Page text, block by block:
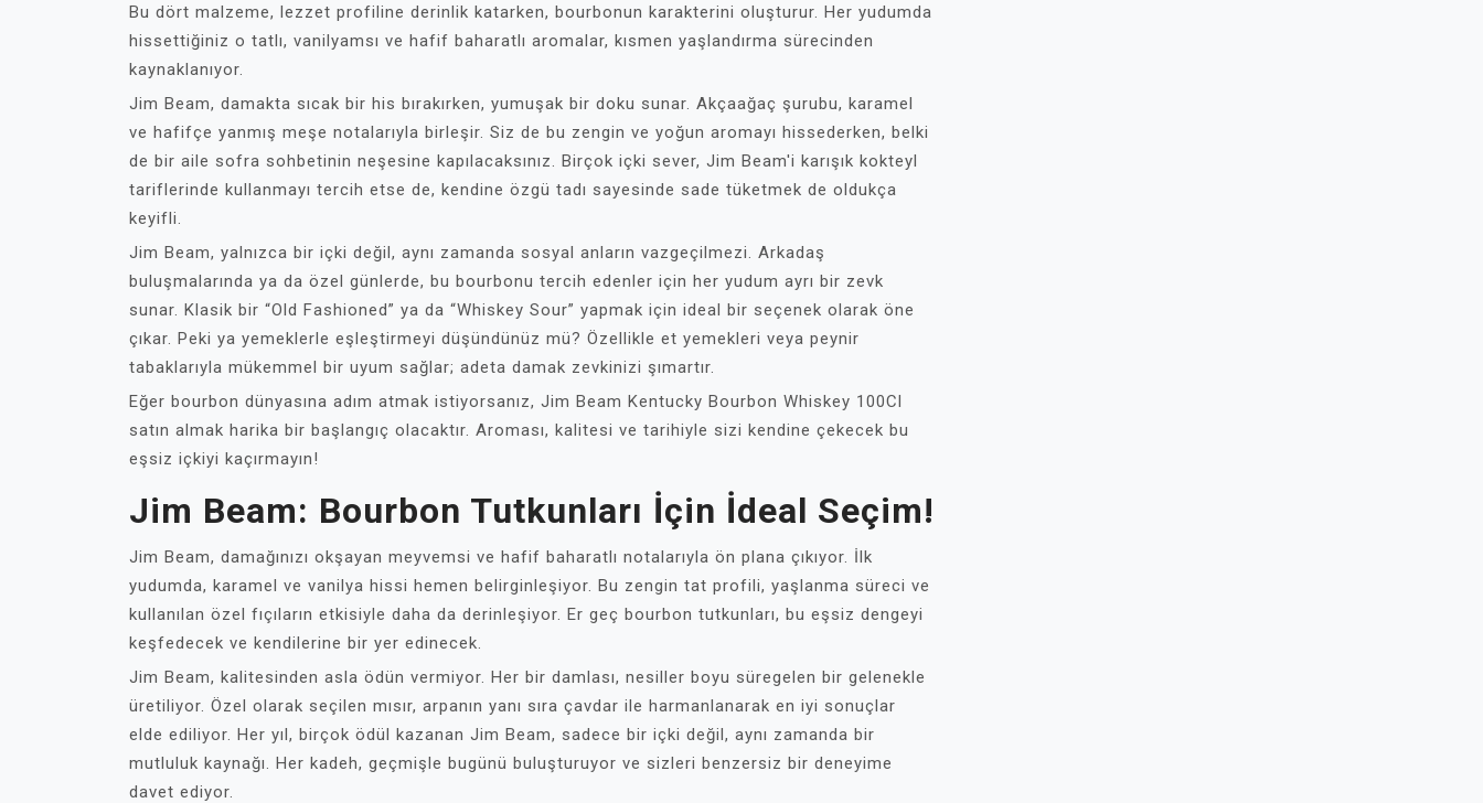
Bu dört malzeme, lezzet profiline derinlik katarken, bourbonun karakterini oluşturur. Her yudumda
hissettiğiniz o tatlı, vanilyamsı ve hafif baharatlı aromalar, kısmen yaşlandırma sürecinden
kaynaklanıyor.
Jim Beam, damakta sıcak bir his bırakırken, yumuşak bir doku sunar. Akçaağaç şurubu, karamel
ve hafifçe yanmış meşe notalarıyla birleşir. Siz de bu zengin ve yoğun aromayı hissederken, belki
de bir aile sofra sohbetinin neşesine kapılacaksınız. Birçok içki sever, Jim Beam'i karışık kokteyl
tariflerinde kullanmayı tercih etse de, kendine özgü tadı sayesinde sade tüketmek de oldukça
keyifli.
Jim Beam, yalnızca bir içki değil, aynı zamanda sosyal anların vazgeçilmezi. Arkadaş
buluşmalarında ya da özel günlerde, bu bourbonu tercih edenler için her yudum ayrı bir zevk
sunar. Klasik bir “Old Fashioned” ya da “Whiskey Sour” yapmak için ideal bir seçenek olarak öne
çıkar. Peki ya yemeklerle eşleştirmeyi düşündünüz mü? Özellikle et yemekleri veya peynir
tabaklarıyla mükemmel bir uyum sağlar; adeta damak zevkinizi şımartır.
Eğer bourbon dünyasına adım atmak istiyorsanız, Jim Beam Kentucky Bourbon Whiskey 100Cl
satın almak harika bir başlangıç olacaktır. Aroması, kalitesi ve tarihiyle sizi kendine çekecek bu
eşsiz içkiyi kaçırmayın!
Jim Beam: Bourbon Tutkunları İçin İdeal Seçim!
Jim Beam, damağınızı okşayan meyvemsi ve hafif baharatlı notalarıyla ön plana çıkıyor. İlk
yudumda, karamel ve vanilya hissi hemen belirginleşiyor. Bu zengin tat profili, yaşlanma süreci ve
kullanılan özel fıçıların etkisiyle daha da derinleşiyor. Er geç bourbon tutkunları, bu eşsiz dengeyi
keşfedecek ve kendilerine bir yer edinecek.
Jim Beam, kalitesinden asla ödün vermiyor. Her bir damlası, nesiller boyu süregelen bir gelenekle
üretiliyor. Özel olarak seçilen mısır, arpanın yanı sıra çavdar ile harmanlanarak en iyi sonuçlar
elde ediliyor. Her yıl, birçok ödül kazanan Jim Beam, sadece bir içki değil, aynı zamanda bir
mutluluk kaynağı. Her kadeh, geçmişle bugünü buluşturuyor ve sizleri benzersiz bir deneyime
davet ediyor.